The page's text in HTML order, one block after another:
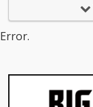
Error.